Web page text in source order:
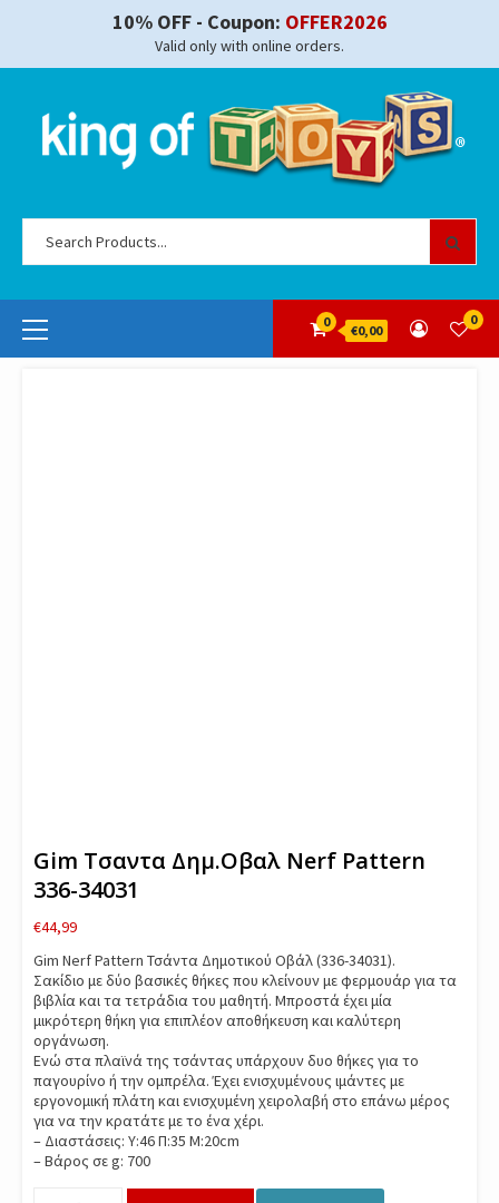
10% OFF - Coupon: OFFER2026
Valid only with online orders.
Primary
Menu
0
€0,00
0
Gim Τσαντα Δημ.Οβαλ Nerf Pattern
336-34031
€44,99
Gim Nerf Pattern Τσάντα Δημοτικού Οβάλ (336-34031).
Σακίδιο με δύο βασικές θήκες που κλείνουν με φερμουάρ για τα
βιβλία και τα τετράδια του μαθητή. Μπροστά έχει μία
μικρότερη θήκη για επιπλέον αποθήκευση και καλύτερη
οργάνωση.
Ενώ στα πλαϊνά της τσάντας υπάρχουν δυο θήκες για το
παγουρίνο ή την ομπρέλα. Έχει ενισχυμένους ιμάντες με
εργονομική πλάτη και ενισχυμένη χειρολαβή στο επάνω μέρος
για να την κρατάτε με το ένα χέρι.
– Διαστάσεις: Υ:46 Π:35 Μ:20cm
– Βάρος σε g: 700